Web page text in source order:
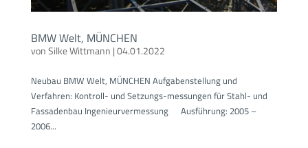
BMW Welt, MÜNCHEN
vonSilke Wittmann |04.01.2022
Neubau BMW Welt, MÜNCHEN Aufgabenstellung und
Verfahren: Kontroll- und Setzungs-messungen für Stahl- und
Fassadenbau Ingenieurvermessung Ausführung: 2005 –
2006...